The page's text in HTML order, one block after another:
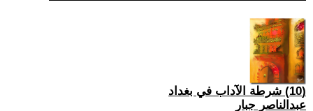
(10) شرطة الآداب في بغداد
عبدالناصر جبار